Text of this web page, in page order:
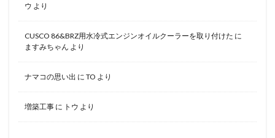
ウ より
CUSCO 86&BRZ用水冷式エンジンオイルクーラーを取り付けた に
ますみちゃん より
ナマコの思い出 に TO より
増築工事 に トウ より